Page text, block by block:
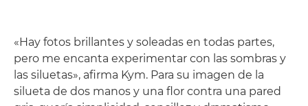
«Hay fotos brillantes y soleadas en todas partes,
pero me encanta experimentar con las sombras y
las siluetas», afirma Kym. Para su imagen de la
silueta de dos manos y una flor contra una pared